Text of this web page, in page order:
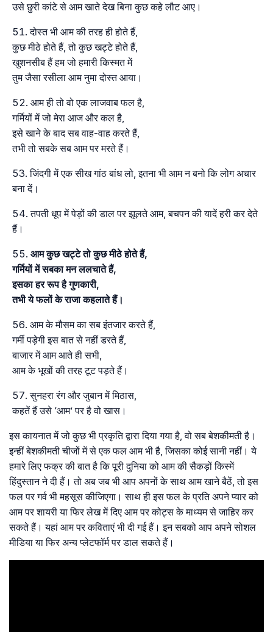
उसे छुरी कांटे से आम खाते देख बिना कुछ कहे लौट आए।
दोस्त भी आम की तरह ही होते हैं,
कुछ मीठे होते हैं, तो कुछ खट्टे होते हैं,
खुशनसीब हैं हम जो हमारी किस्मत में
तुम जैसा रसीला आम नुमा दोस्त आया।
आम ही तो वो एक लाजवाब फल है,
गर्मियों में जो मेरा आज और कल है,
इसे खाने के बाद सब वाह-वाह करते हैं,
तभी तो सबके सब आम पर मरते हैं।
जिंदगी में एक सीख गांठ बांध लो, इतना भी आम न बनो कि लोग अचार
बना दें।
तपती धूप में पेड़ों की डाल पर झूलते आम, बचपन की यादें हरी कर देते
हैं।
आम कुछ खट्टे तो कुछ मीठे होते हैं,
गर्मियों में सबका मन ललचाते हैं,
इसका हर रूप है गुणकारी,
तभी ये फलों के राजा कहलाते हैं।
आम के मौसम का सब इंतजार करते हैं,
गर्मी पड़ेगी इस बात से नहीं डरते हैं,
बाजार में आम आते ही सभी,
आम के भूखों की तरह टूट पड़ते हैं।
सुनहरा रंग और जुबान में मिठास,
कहतें हैं उसे ‘आम’ पर है वो खास।
इस कायनात में जो कुछ भी प्रकृति द्वारा दिया गया है, वो सब बेशकीमती है।
इन्हीं बेशकीमती चीजों में से एक फल आम भी है, जिसका कोई सानी नहीं। ये
हमारे लिए फक्र की बात है कि पूरी दुनिया को आम की सैकड़ों किस्में
हिंदुस्तान ने दी हैं। तो अब जब भी आप अपनों के साथ आम खाने बैठें, तो इस
फल पर गर्व भी महसूस कीजिएगा। साथ ही इस फल के प्रति अपने प्यार को
आम पर शायरी या फिर लेख में दिए आम पर कोट्स के माध्यम से जाहिर कर
सकते हैं। यहां आम पर कविताएं भी दी गई हैं। इन सबको आप अपने सोशल
मीडिया या फिर अन्य प्लेटफॉर्म पर डाल सकते हैं।